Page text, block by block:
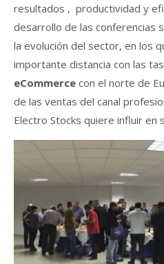
resultados , productividad y
desarrollo de las conferencias
la evolución del sector, en los
importante distancia con las
eCommerce con el norte de
de las ventas del canal
Electro Stocks quiere influir en